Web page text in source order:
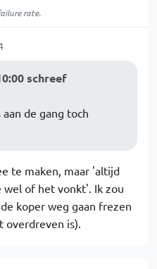
rate.
schreef
de gang toch
te maken, maar 'altijd
of het vonkt'. Ik zou
koper weg gaan frezen
overdreven is).